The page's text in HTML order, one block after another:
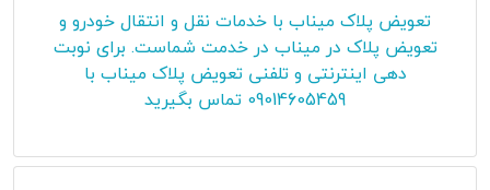
تعویض پلاک میناب با خدمات نقل و انتقال خودرو و
تعویض پلاک در میناب در خدمت شماست. برای نوبت
دهی اینترنتی و تلفنی تعویض پلاک میناب با
09014605459 تماس بگیرید